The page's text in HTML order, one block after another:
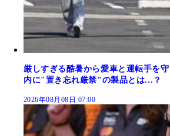
厳しすぎる酷暑から愛車と運転手を
内に"置き忘れ厳禁"の製品とは...？
2026年08月08日 07:00